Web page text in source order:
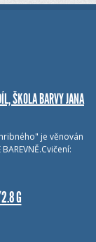
ŠKOLA BARVY JANA
je věnován
G